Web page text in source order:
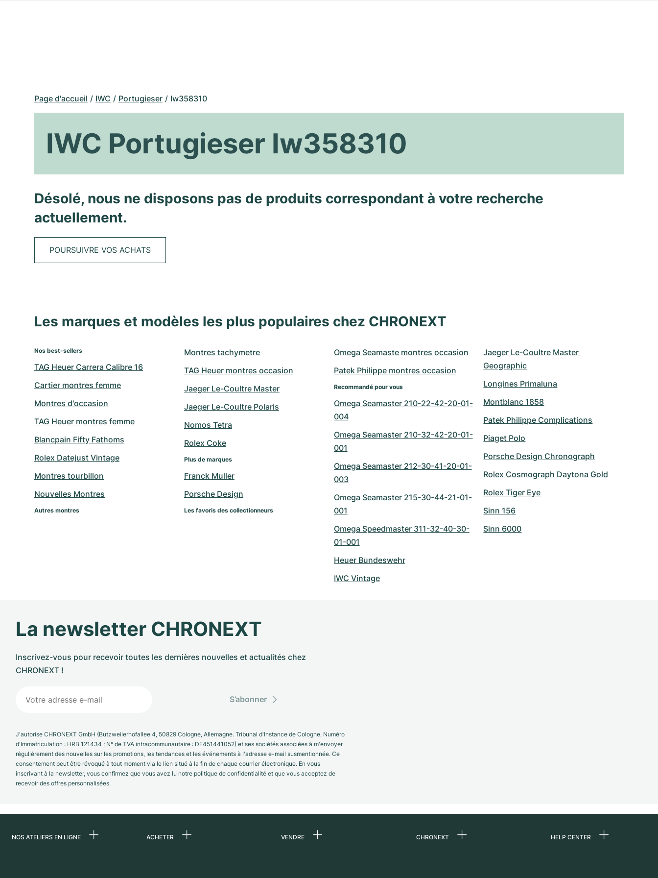
Page d'accueil IWC Portugieser Iw358310
IWC Portugieser Iw358310
Désolé, nous ne disposons pas de produits correspondant à votre recherche
actuellement.
POURSUIVRE VOS ACHATS
Les marques et modèles les plus populaires chez CHRONEXT
Nos best-sellers
TAG Heuer Carrera Calibre 16
Cartier montres femme
Montres d'occasion
TAG Heuer montres femme
Blancpain Fifty Fathoms
Rolex Datejust Vintage
Montres tourbillon
Nouvelles Montres
Autres montres
Montres tachymetre
TAG Heuer montres occasion
Jaeger Le-Coultre Master
Jaeger Le-Coultre Polaris
Nomos Tetra
Rolex Coke
Plus de marques
Franck Muller
Porsche Design
Les favoris des collectionneurs
Omega Seamaste montres occasion
Patek Philippe montres occasion
Recommandé pour vous
Omega Seamaster 210-22-42-20-01-
004
Omega Seamaster 210-32-42-20-01-
001
Omega Seamaster 212-30-41-20-01-
003
Omega Seamaster 215-30-44-21-01-
001
Omega Speedmaster 311-32-40-30-
01-001
Heuer Bundeswehr
IWC Vintage
Jaeger Le-Coultre Master
Geographic
Longines Primaluna
Montblanc 1858
Patek Philippe Complications
Piaget Polo
Porsche Design Chronograph
Rolex Cosmograph Daytona Gold
Rolex Tiger Eye
Sinn 156
Sinn 6000
La newsletter CHRONEXT
Inscrivez-vous pour recevoir toutes les dernières nouvelles et actualités chez
CHRONEXT !
S’abonner
J'autorise CHRONEXT GmbH (Butzweilerhofallee 4, 50829 Cologne, Allemagne. Tribunal d'Instance de Cologne, Numéro
d'Immatriculation : HRB 121434 ; N° de TVA intracommunautaire : DE451441052) et ses sociétés associées à m'envoyer
régulièrement des nouvelles sur les promotions, les tendances et les événements à l'adresse e-mail susmentionnée. Ce
consentement peut être révoqué à tout moment via le lien situé à la fin de chaque courrier électronique. En vous
inscrivant à la newsletter, vous confirmez que vous avez lu notre politique de confidentialité et que vous acceptez de
recevoir des offres personnalisées.
NOS ATELIERS EN LIGNE ACHETER VENDRE CHRONEXT HELP CENTER